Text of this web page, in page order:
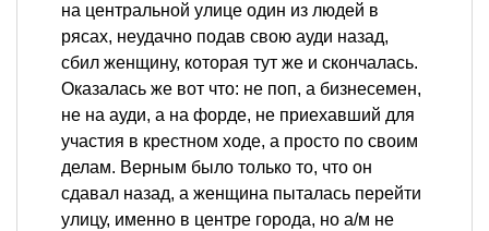
на центральной улице один из людей в
рясах, неудачно подав свою ауди назад,
сбил женщину, которая тут же и скончалась.
Оказалась же вот что: не поп, а бизнесемен,
не на ауди, а на форде, не приехавший для
участия в крестном ходе, а просто по своим
делам. Верным было только то, что он
сдавал назад, а женщина пыталась перейти
улицу, именно в центре города, но а/м не